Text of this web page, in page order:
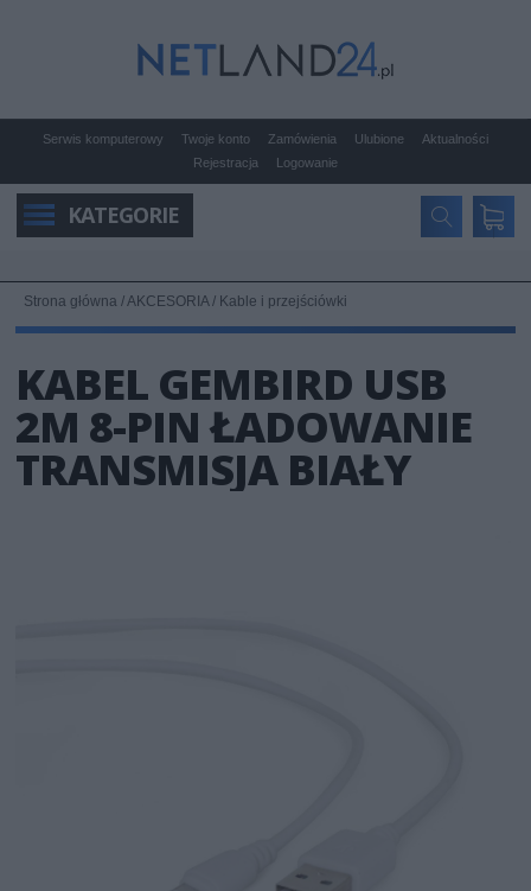
Serwis komputerowy Twoje konto Zamówienia Ulubione
Aktualności
Rejestracja
Logowanie
KATEGORIE
Strona główna /AKCESORIA/ Kable i przejściówki
KABEL GEMBIRD USB
2M 8-PIN ŁADOWANIE
TRANSMISJA BIAŁY